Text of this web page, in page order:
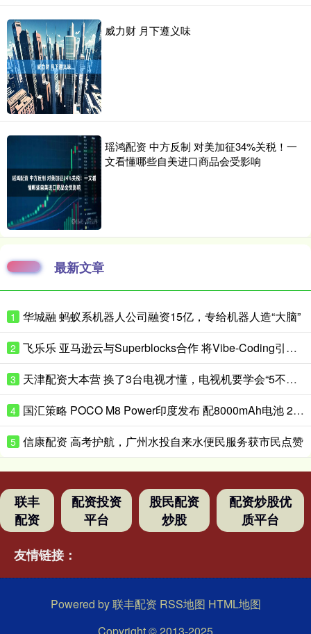
威力财 月下遵义味
瑶鸿配资 中方反制 对美加征34%关税！一
文看懂哪些自美进口商品会受影响
最新文章
1 华城融 蚂蚁系机器人公司融资15亿，专给机器人造“大脑”
2 飞乐乐 亚马逊云与Superblocks合作 将Vibe-Coding引入企业私有云
3 天津配资大本营 换了3台电视才懂，电视机要学会“5不买”，都是花钱买的经验
4 国汇策略 POCO M8 Power印度发布 配8000mAh电池 24999卢比起
5 信康配资 高考护航，广州水投自来水便民服务获市民点赞
联丰
配资
配资投资
平台
股民配资
炒股
配资炒股优
质平台
友情链接：
Powered by联丰配资 RSS地图 HTML地图